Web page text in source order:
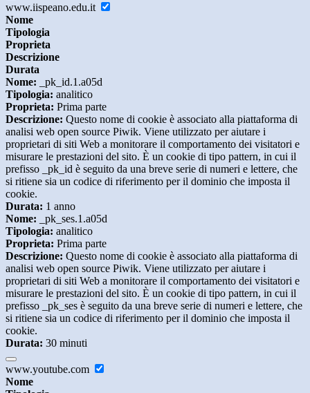
www.iispeano.edu.it
Nome
Tipologia
Proprieta
Descrizione
Durata
Nome: _pk_id.1.a05d
Tipologia: analitico
Proprieta: Prima parte
Descrizione: Questo nome di cookie è associato alla piattaforma di
analisi web open source Piwik. Viene utilizzato per aiutare i
proprietari di siti Web a monitorare il comportamento dei visitatori e
misurare le prestazioni del sito. È un cookie di tipo pattern, in cui il
prefisso _pk_id è seguito da una breve serie di numeri e lettere, che
si ritiene sia un codice di riferimento per il dominio che imposta il
cookie.
Durata: 1 anno
Nome: _pk_ses.1.a05d
Tipologia: analitico
Proprieta: Prima parte
Descrizione: Questo nome di cookie è associato alla piattaforma di
analisi web open source Piwik. Viene utilizzato per aiutare i
proprietari di siti Web a monitorare il comportamento dei visitatori e
misurare le prestazioni del sito. È un cookie di tipo pattern, in cui il
prefisso _pk_ses è seguito da una breve serie di numeri e lettere, che
si ritiene sia un codice di riferimento per il dominio che imposta il
cookie.
Durata: 30 minuti
www.youtube.com
Nome